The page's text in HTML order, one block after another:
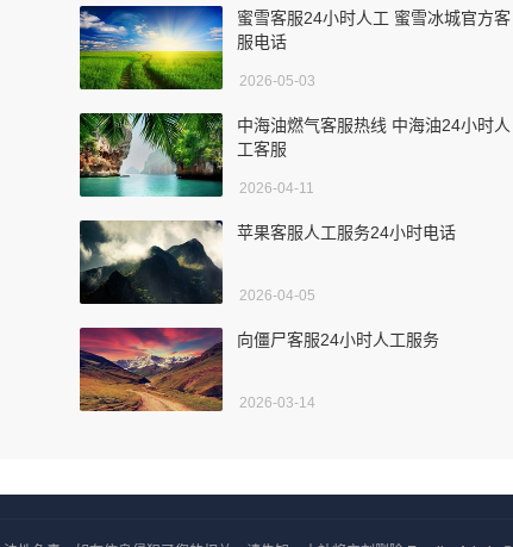
蜜雪客服24小时人工 蜜雪冰城官方客
服电话
2026-05-03
中海油燃气客服热线 中海油24小时人
工客服
2026-04-11
苹果客服人工服务24小时电话
2026-04-05
向僵尸客服24小时人工服务
2026-03-14